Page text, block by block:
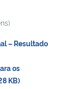
– Resultado
os
KB)